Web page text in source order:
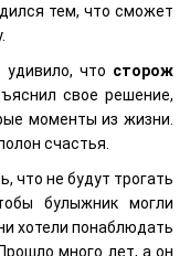
тем, что сможет
что сторож
свое решение,
моменты из жизни.
счастья.
что не будут трогать
булыжник могли
хотели понаблюдать
много лет, а он